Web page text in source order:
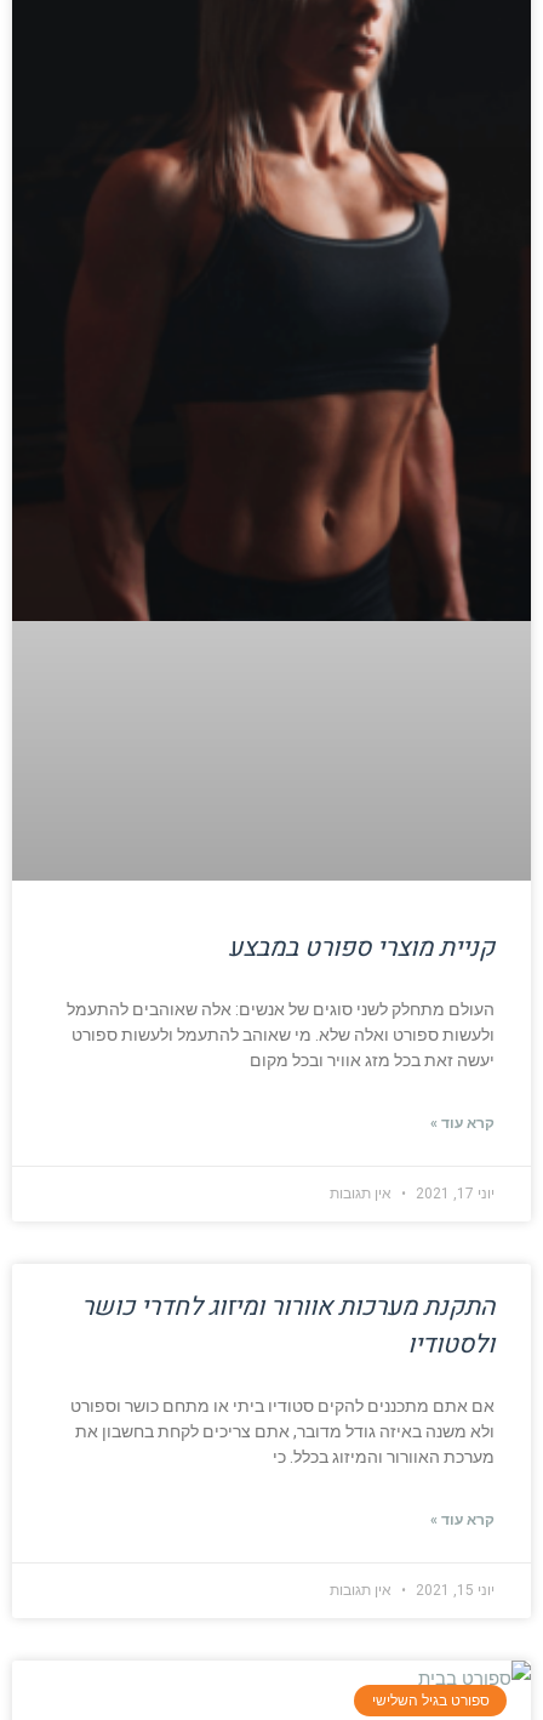
קניית מוצרי ספורט במבצע
העולם מתחלק לשני סוגים של אנשים: אלה שאוהבים להתעמל
ולעשות ספורט ואלה שלא. מי שאוהב להתעמל ולעשות ספורט
יעשה זאת בכל מזג אוויר ובכל מקום
קרא עוד »
יוני 17, 2021 אין תגובות
התקנת מערכות אוורור ומיזוג לחדרי כושר
ולסטודיו
אם אתם מתכננים להקים סטודיו ביתי או מתחם כושר וספורט
ולא משנה באיזה גודל מדובר, אתם צריכים לקחת בחשבון את
מערכת האוורור והמיזוג בכלל. כי
קרא עוד »
יוני 15, 2021 אין תגובות
ספורט בגיל השלישי